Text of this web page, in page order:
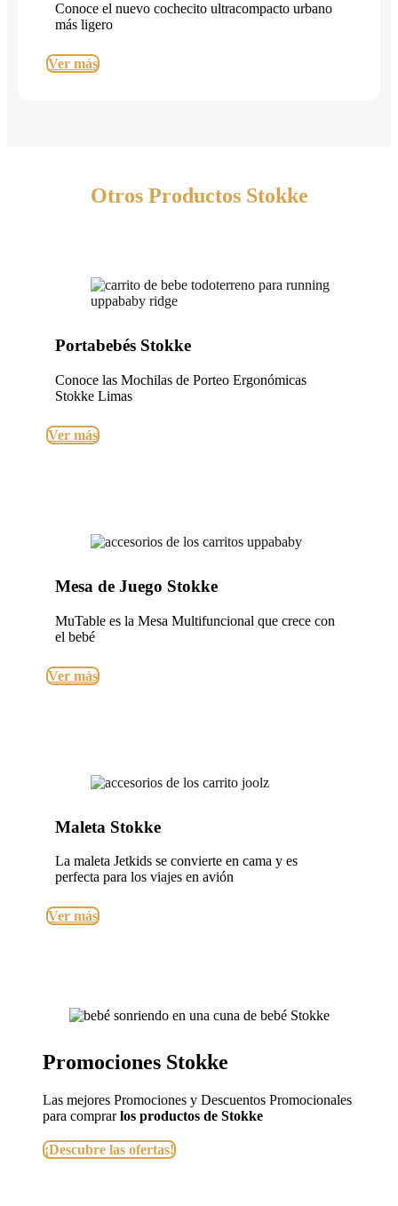
Conoce el nuevo cochecito ultracompacto urbano
más ligero
Ver más
Otros Productos Stokke
Portabebés Stokke
Conoce las Mochilas de Porteo Ergonómicas
Stokke Limas
Ver más
Mesa de Juego Stokke
MuTable es la Mesa Multifuncional que crece con
el bebé
Ver más
Maleta Stokke
La maleta Jetkids se convierte en cama y es
perfecta para los viajes en avión
Ver más
Promociones Stokke
Las mejores Promociones y Descuentos Promocionales
para comprarlos productos de Stokke
¡Descubre las ofertas!